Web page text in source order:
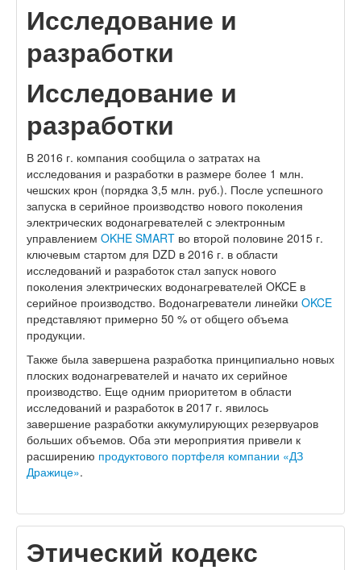
Исследование и
разработки
Исследование и
разработки
В 2016 г. компания сообщила о затратах на
исследования и разработки в размере более 1 млн.
чешских крон (порядка 3,5 млн. руб.). После успешного
запуска в серийное производство нового поколения
электрических водонагревателей с электронным
управлением OKHE SMART во второй половине 2015 г.
ключевым стартом для DZD в 2016 г. в области
исследований и разработок стал запуск нового
поколения электрических водонагревателей OKCE в
серийное производство. Водонагреватели линейки OKCE
представляют примерно 50 % от общего объема
продукции.
Также была завершена разработка принципиально новых
плоских водонагревателей и начато их серийное
производство. Еще одним приоритетом в области
исследований и разработок в 2017 г. явилось
завершение разработки аккумулирующих резервуаров
больших объемов. Оба эти мероприятия привели к
расширению продуктового портфеля компании «ДЗ
Дражице».
Этический кодекс